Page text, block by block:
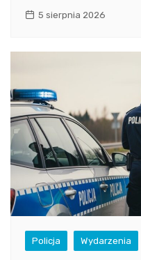
5 sierpnia 2026
Policja Wydarzenia